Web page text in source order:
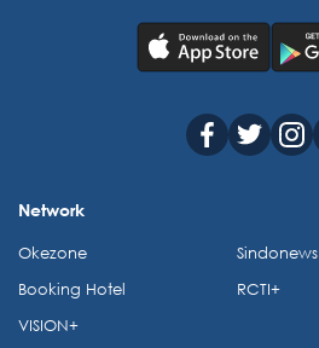
Network
Okezone
Booking Hotel
VISION+
Sindonews
RCTI+